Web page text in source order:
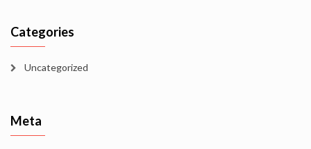
Categories
Uncategorized
Meta